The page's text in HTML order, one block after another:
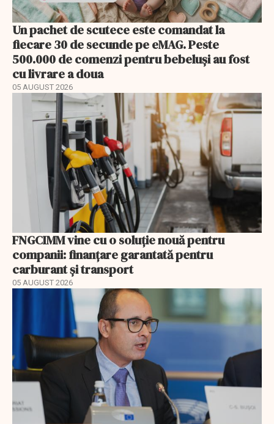
Un pachet de scutece este comandat la
fiecare 30 de secunde pe eMAG. Peste
500.000 de comenzi pentru bebeluși au fost
cu livrare a doua
05 AUGUST 2026
FNGCIMM vine cu o soluție nouă pentru
companii: finanțare garantată pentru
carburant și transport
05 AUGUST 2026